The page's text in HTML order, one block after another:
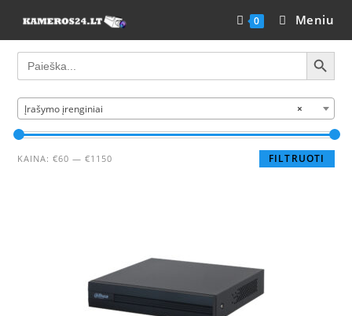
0 Meniu
Search
for:
SEARCH BUTTON
×
Įrašymo įrenginiai
FILTRUOTI
KAINA:€60 —€1150